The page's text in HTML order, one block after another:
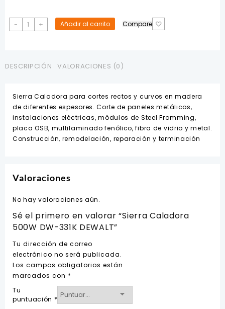
-
Sierra
Caladora
331K
+ Añadir al carrito Compare
DESCRIPCIÓN VALORACIONES (0)
Sierra Caladora para cortes rectos y curvos en madera
de diferentes espesores. Corte de paneles metálicos,
instalaciones eléctricas, módulos de Steel Framming,
placa OSB, multilaminado fenólico, fibra de vidrio y metal.
Construcción, remodelación, reparación y terminación
Valoraciones
No hay valoraciones aún.
Sé el primero en valorar “Sierra Caladora
500W DW-331K DEWALT”
Tu dirección de correo
electrónico no será publicada.
Los campos obligatorios están
marcados con *
Tu
puntuación *